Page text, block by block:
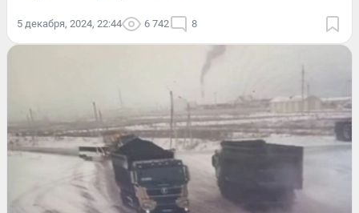
5 декабря, 2024, 22:44 6 742 8